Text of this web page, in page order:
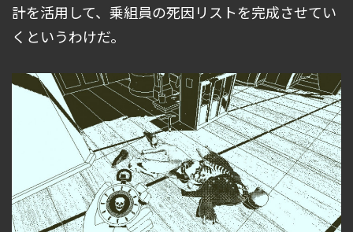
計を活用して、乗組員の死因リストを完成させてい
くというわけだ。